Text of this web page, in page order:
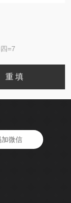
=7
加微信